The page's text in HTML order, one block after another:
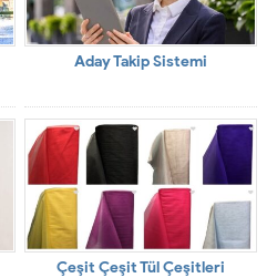
Aday Takip Sistemi
Çeşit Çeşit Tül Çeşitleri